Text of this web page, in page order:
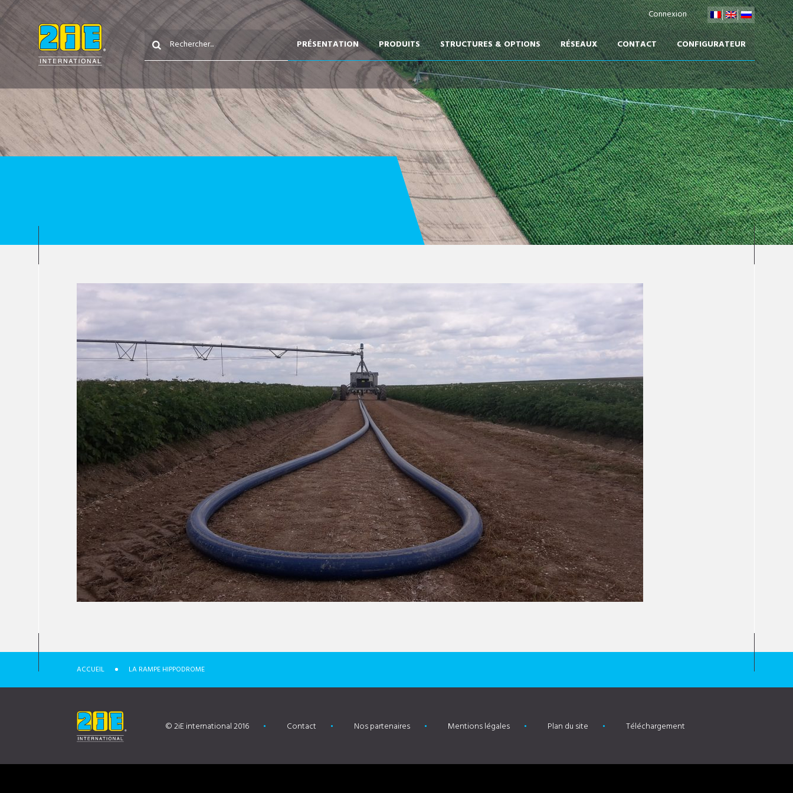
Connexion
PRÉSENTATION PRODUITS STRUCTURES & OPTIONS RÉSEAUX CONTACT CONFIGURATEUR
ACCUEIL LA RAMPE HIPPODROME
© 2iE international 2016 Contact Nos partenaires Mentions légales Plan du site Téléchargement